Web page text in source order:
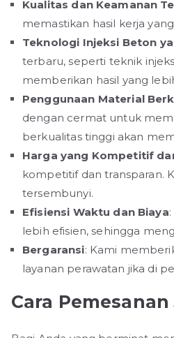
Kualitas dan Keamanan
memastikan hasil kerja
Teknologi Injeksi Beton
terbaru, seperti teknik
memberikan hasil yang
Penggunaan Material
dengan cermat untuk
berkualitas tinggi akan
Harga yang Kompetitif
kompetitif dan transparan.
tersembunyi.
Efisiensi Waktu dan Biaya
lebih efisien, sehingga
Bergaransi: Kami
layanan perawatan jika di
Cara